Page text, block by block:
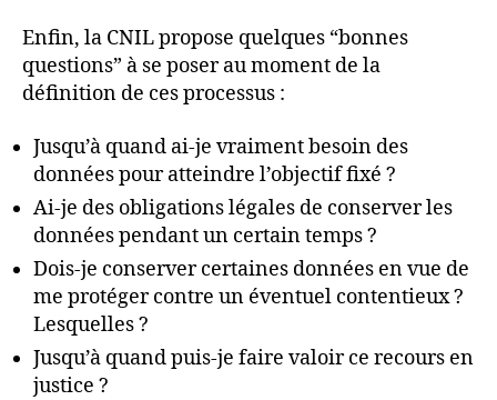
Enfin, la CNIL propose quelques “bonnes
questions” à se poser au moment de la
définition de ces processus :
Jusqu’à quand ai-je vraiment besoin des
données pour atteindre l’objectif fixé ?
Ai-je des obligations légales de conserver les
données pendant un certain temps ?
Dois-je conserver certaines données en vue de
me protéger contre un éventuel contentieux ?
Lesquelles ?
Jusqu’à quand puis-je faire valoir ce recours en
justice ?